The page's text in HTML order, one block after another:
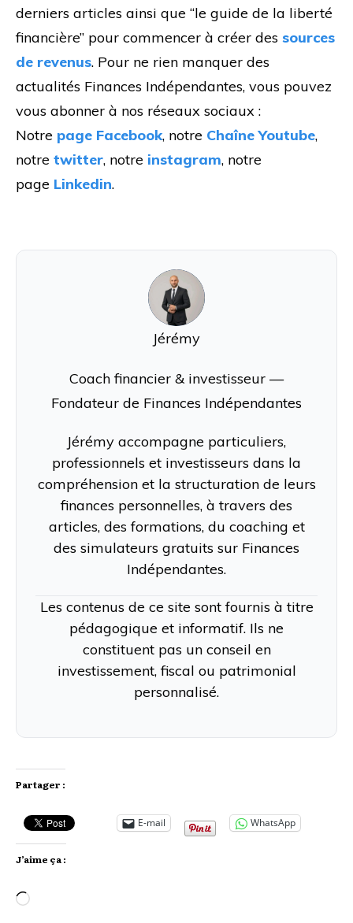
derniers articles ainsi que “le guide de la liberté
financière” pour commencer à créer des sources
de revenus. Pour ne rien manquer des
actualités Finances Indépendantes, vous pouvez
vous abonner à nos réseaux sociaux :
Notre page Facebook, notre Chaîne Youtube,
notre twitter, notre instagram, notre
page Linkedin.
J
Jérémy
Coach financier & investisseur —
Fondateur de Finances Indépendantes
Jérémy accompagne particuliers,
professionnels et investisseurs dans la
compréhension et la structuration de leurs
finances personnelles, à travers des
articles, des formations, du coaching et
des simulateurs gratuits sur Finances
Indépendantes.
Les contenus de ce site sont fournis à titre
pédagogique et informatif. Ils ne
constituent pas un conseil en
investissement, fiscal ou patrimonial
personnalisé.
Partager :
E-mail WhatsApp
J’aime ça :
Chargement…